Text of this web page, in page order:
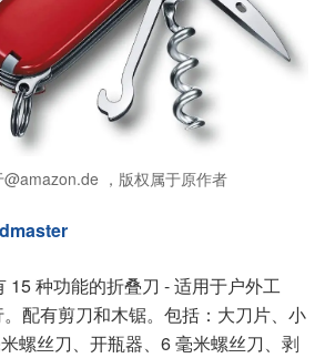
@amazon.de ，版权属于原作者
15 种功能的折叠刀 - 适用于户外工
配有剪刀和木锯。包括：大刀片、小
螺丝刀、开瓶器、6 毫米螺丝刀、剥